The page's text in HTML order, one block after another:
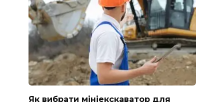
Як вибрати мініекскаватор для